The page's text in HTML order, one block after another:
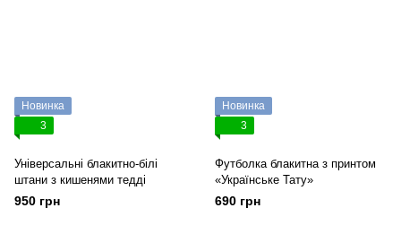
Новинка
3
Універсальні блакитно-білі
штани з кишенями тедді
950 грн
Новинка
3
Футболка блакитна з принтом
«Українське Тату»
690 грн